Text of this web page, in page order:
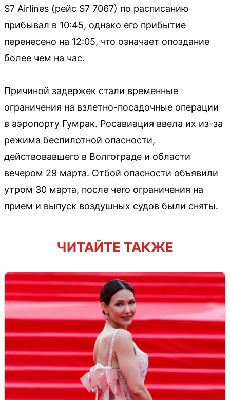
S7 Airlines (рейс S7 7067) по расписанию
прибывал в 10:45, однако его прибытие
перенесено на 12:05, что означает опоздание
более чем на час.
Причиной задержек стали временные
ограничения на взлетно-посадочные операции
в аэропорту Гумрак. Росавиация ввела их из-за
режима беспилотной опасности,
действовавшего в Волгограде и области
вечером 29 марта. Отбой опасности объявили
утром 30 марта, после чего ограничения на
прием и выпуск воздушных судов были сняты.
ЧИТАЙТЕ ТАКЖЕ